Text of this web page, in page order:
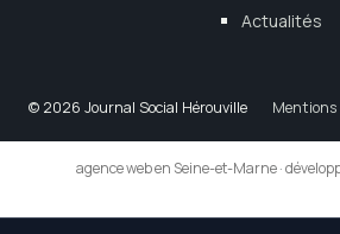
Actualités
© 2026 Journal Social Hérouville Mentions
agence web en Seine-et-Marne·